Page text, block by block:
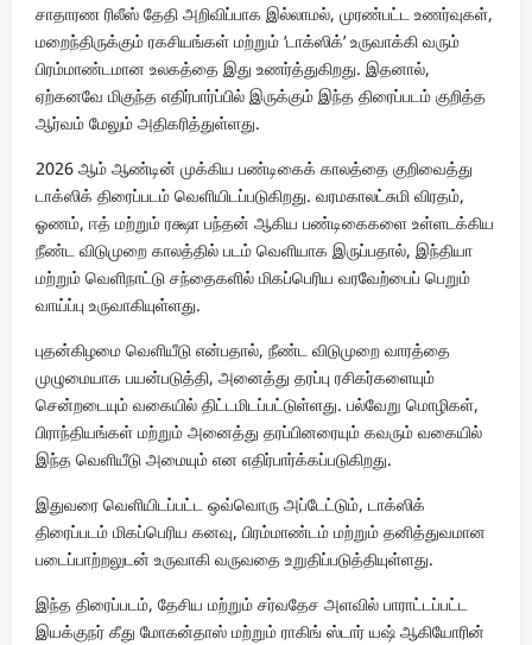
சாதாரண ரிலீஸ் தேதி அறிவிப்பாக இல்லாமல், முரண்பட்ட உணர்வுகள்,
மறைந்திருக்கும் ரகசியங்கள் மற்றும் ‘டாக்ஸிக்’ உருவாக்கி வரும்
பிரம்மாண்டமான உலகத்தை இது உணர்த்துகிறது. இதனால்,
ஏற்கனவே மிகுந்த எதிர்பார்ப்பில் இருக்கும் இந்த திரைப்படம் குறித்த
ஆர்வம் மேலும் அதிகரித்துள்ளது.
2026 ஆம் ஆண்டின் முக்கிய பண்டிகைக் காலத்தை குறிவைத்து
டாக்ஸிக் திரைப்படம் வெளியிடப்படுகிறது. வரமகாலட்சுமி விரதம்,
ஓணம், ஈத் மற்றும் ரக்ஷா பந்தன் ஆகிய பண்டிகைகளை உள்ளடக்கிய
நீண்ட விடுமுறை காலத்தில் படம் வெளியாக இருப்பதால், இந்தியா
மற்றும் வெளிநாட்டு சந்தைகளில் மிகப்பெரிய வரவேற்பைப் பெறும்
வாய்ப்பு உருவாகியுள்ளது.
புதன்கிழமை வெளியீடு என்பதால், நீண்ட விடுமுறை வாரத்தை
முழுமையாக பயன்படுத்தி, அனைத்து தரப்பு ரசிகர்களையும்
சென்றடையும் வகையில் திட்டமிடப்பட்டுள்ளது. பல்வேறு மொழிகள்,
பிராந்தியங்கள் மற்றும் அனைத்து தரப்பினரையும் கவரும் வகையில்
இந்த வெளியீடு அமையும் என எதிர்பார்க்கப்படுகிறது.
இதுவரை வெளியிடப்பட்ட ஒவ்வொரு அப்டேட்டும், டாக்ஸிக்
திரைப்படம் மிகப்பெரிய கனவு, பிரம்மாண்டம் மற்றும் தனித்துவமான
படைப்பாற்றலுடன் உருவாகி வருவதை உறுதிப்படுத்தியுள்ளது.
இந்த திரைப்படம், தேசிய மற்றும் சர்வதேச அளவில் பாராட்டப்பட்ட
இயக்குநர் கீது மோகன்தாஸ் மற்றும் ராகிங் ஸ்டார் யஷ் ஆகியோரின்